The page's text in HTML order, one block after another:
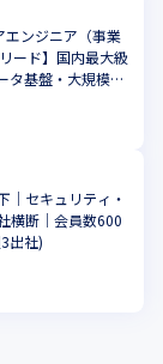
ンジニア（事業
タ基盤・大規模デ
課長層と協働し
｜セキュリティ・
横断｜会員数600
出社)